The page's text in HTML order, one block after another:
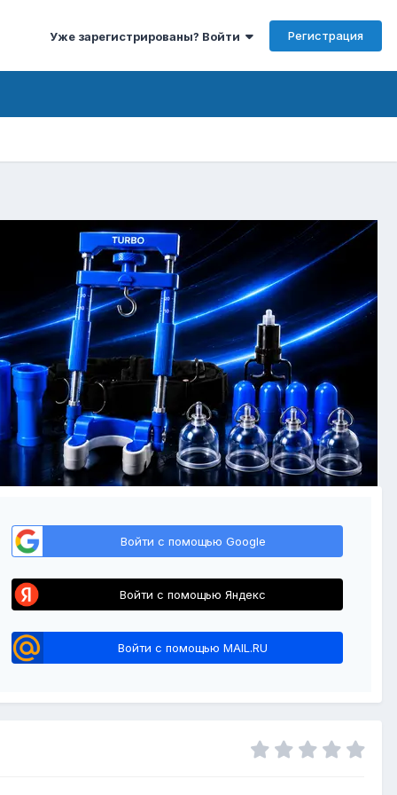
Уже зарегистрированы? Войти Регистрация
Войти с помощью Google
Войти с помощью Яндекс
Войти с помощью MAIL.RU